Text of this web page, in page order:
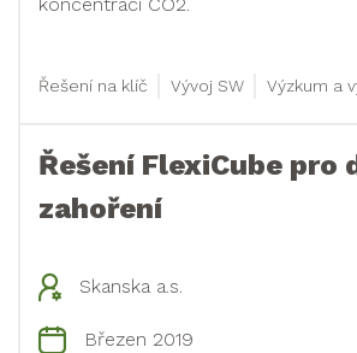
Řešení na klíč Vývoj SW Výzkum a
Řešení FlexiCube pro
zahoření
Skanska a.s.
Březen 2019